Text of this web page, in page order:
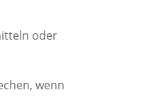
oder
wenn